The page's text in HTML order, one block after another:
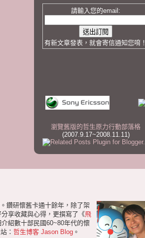
請輸入您的email:
有新文章發表，就會寄信通知您唷！
瀏覽舊版的哲生原力行動部落格
(2007.9.17~2008.11.11)
鑽研懷舊卡通十餘年，除了架
分享收藏與心得，更撰寫了《飛
紹數十部民國60~80年代的懷
： 哲生博客 Jason Blog 。